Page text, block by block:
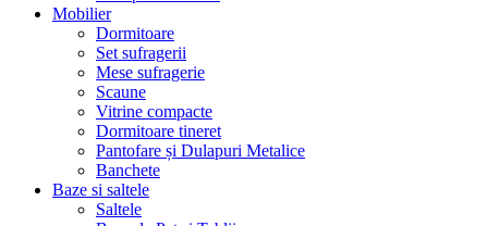
Mobilier
Dormitoare
Set sufragerii
Mese sufragerie
Scaune
Vitrine compacte
Dormitoare tineret
Pantofare și Dulapuri Metalice
Banchete
Baze si saltele
Saltele